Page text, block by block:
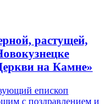
растущей,
на Камне»